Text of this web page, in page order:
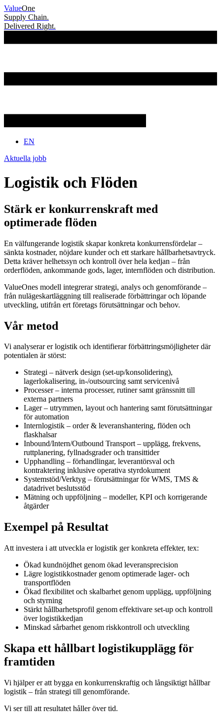
Hoppa
till
innehåll
ValueOne
Supply Chain.
Delivered Right.
EN
Aktuella jobb
Logistik och Flöden
Stärk er konkurrenskraft med
optimerade flöden
En välfungerande logistik skapar konkreta konkurrensfördelar –
sänkta kostnader, nöjdare kunder och ett starkare hållbarhetsavtryck.
Detta kräver helhetssyn och kontroll över hela kedjan – från
orderflöden, ankommande gods, lager, internflöden och distribution.
ValueOnes modell integrerar strategi, analys och genomförande –
från nulägeskartläggning till realiserade förbättringar och löpande
utveckling, utifrån ert företags förutsättningar och behov.
Vår metod
Vi analyserar er logistik och identifierar förbättringsmöjligheter där
potentialen är störst:
Strategi – nätverk design (set-up/konsolidering),
lagerlokalisering, in-/outsourcing samt servicenivå
Processer – interna processer, rutiner samt gränssnitt till
externa partners
Lager – utrymmen, layout och hantering samt förutsättningar
för automation
Internlogistik – order & leveranshantering, flöden och
flaskhalsar
Inbound/Intern/Outbound Transport – upplägg, frekvens,
ruttplanering, fyllnadsgrader och transittider
Upphandling – förhandlingar, leverantörsval och
kontraktering inklusive operativa styrdokument
Systemstöd/Verktyg – förutsättningar för WMS, TMS &
datadrivet beslutsstöd
Mätning och uppföljning – modeller, KPI och korrigerande
åtgärder
Exempel på Resultat
Att investera i att utveckla er logistik ger konkreta effekter, tex:
Ökad kundnöjdhet genom ökad leveransprecision
Lägre logistikkostnader genom optimerade lager- och
transportflöden
Ökad flexibilitet och skalbarhet genom upplägg, uppföljning
och styrning
Stärkt hållbarhetsprofil genom effektivare set-up och kontroll
över logistikkedjan
Minskad sårbarhet genom riskkontroll och utveckling
Skapa ett hållbart logistikupplägg för
framtiden
Vi hjälper er att bygga en konkurrenskraftig och långsiktigt hållbar
logistik – från strategi till genomförande.
Vi ser till att resultatet håller över tid.